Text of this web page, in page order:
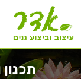
תכנון